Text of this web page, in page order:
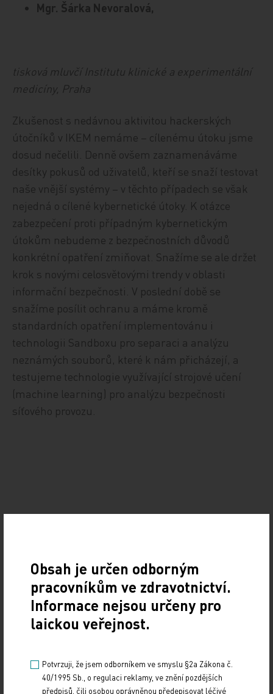
Mgr. Šárka Nevoralová,
tisková mluvčí Institutu klinické a experimentální
medicíny, Praha
Zkušenost s nedávnou aktivitou hackerských
útočníků v IKEM nemáme – cílenému útoku jsme
dosud nečelili. Denně ovšem zaznamenáváme
desítky pokusů od uživatelů, kteří se snaží testovat
naše vnější systémy – v těchto případech se však
nejedná o cílené kybernetické útoky. K otázce
zabezpečení proti případným kybernetickým
útokům nebudeme z bezpečnostních důvodů
konkrétní opatření zmiňovat. Snažíme se ale držet
krok s novými celosvětovými trendy v oblasti
informační bezpečnosti. V poslední době se
snažíme posílit ochranu a máme kromě
standardních opatření implementovánu i
technologii Sandboxu pro separaci a analýzu
neznámých souborů, které k nám přicházejí, a
testujeme technologie využívající strojové učení
(machine learning) pro analýzu bezpečnosti
síťového provozu.
náměstek generálního ředitele, Krajská zdravotní,
a. s.
informačního prostředí k předním poskytovatelům
zdravotní péče v České republice. Již nyní
Obsah je určen odborným
pracovníkům ve zdravotnictví.
Informace nejsou určeny pro
laickou veřejnost.
Potvrzuji, že jsem odborníkem ve smyslu §2a Zákona č.
40/1995 Sb., o regulaci reklamy, ve znění pozdějších
předpisů, čili osobou oprávněnou předepisovat léčivé